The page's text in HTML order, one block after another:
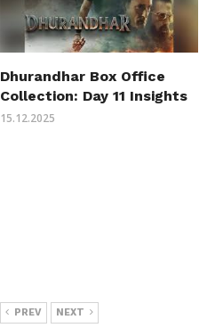
Dhurandhar Box Office
Collection: Day 11 Insights
15.12.2025
PREV NEXT